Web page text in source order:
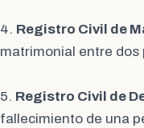
4. Registro Civil de
matrimonial entre dos
5. Registro Civil de
fallecimiento de una